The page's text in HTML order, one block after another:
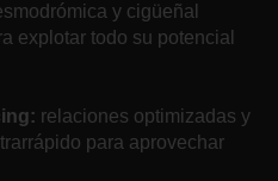
y cigüeñal
explotar todo su potencial
relaciones optimizadas y
para aprovechar